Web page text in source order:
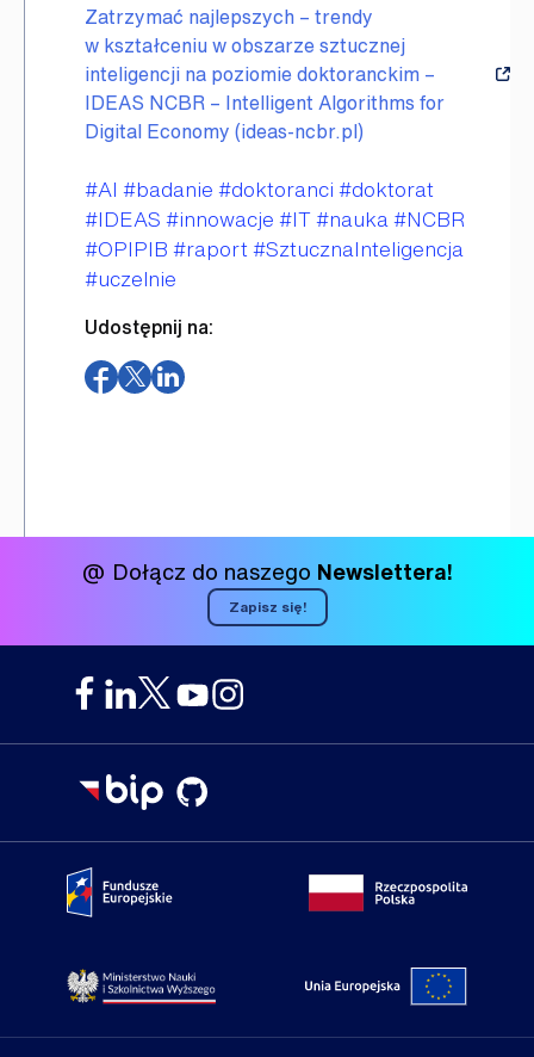
Zatrzymać najlepszych – trendy
w kształceniu w obszarze sztucznej
inteligencji na poziomie doktoranckim –
IDEAS NCBR – Intelligent Algorithms for
Digital Economy (ideas-ncbr.pl)
Tagi
#AI #badanie #doktoranci #doktorat
#IDEAS #innowacje #IT#nauka#NCBR
#OPIPIB #raport#SztucznaInteligencja
#uczelnie
Udostępnij na:
(otwiera
(otwiera(otwiera
@ Dołącz do naszego Newslettera!
Zapisz się!
Portal Fundusze Europejskie Portal
Strona Ministerstwa Nauki i Szkolnictwa WyższegoPortal